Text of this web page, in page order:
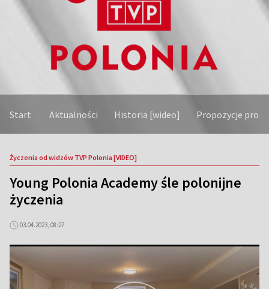
Start Aktualności Historia [wideo] Propozycje
Życzenia od widzów TVP Polonia [VIDEO]
Young Polonia Academy śle polonijne
życzenia
03.04.2023, 08:27